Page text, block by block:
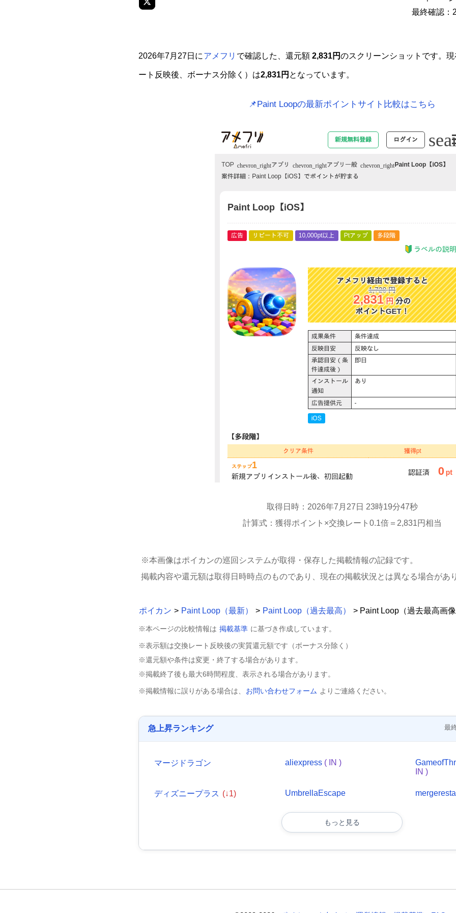
最終確認：
2026年7月27日に アメフリ で確認した、還元額 2,831円のスクリーンショットです。
ート反映後、ボーナス分除く）は2,831円 となっています。
📌Paint Loopの最新ポイントサイト比較はこちら
取得日時：2026年7月27日 23時19分47秒
計算式：獲得ポイント×交換レート0.1倍＝2,831円相当
※本画像はポイカンの巡回システムが取得・保存した掲載情報の記録です。
掲載内容や還元額は取得日時時点のものであり、現在の掲載状況とは異なる場合があ
ポイカン > Paint Loop（最新） > Paint Loop（過去最高） > Paint Loop（過去最高画像
※本ページの比較情報は 掲載基準 に基づき作成しています。
※表示額は交換レート反映後の実質還元額です（ボーナス分除く）
※還元額や条件は変更・終了する場合があります。
※掲載終了後も最大6時間程度、表示される場合があります。
※掲載情報に誤りがある場合は、 お問い合わせフォーム よりご連絡ください。
急上昇ランキング 最
マージドラゴン aliexpress ( IN )
IN )
ディズニープラス (↓1) UmbrellaEscape
もっと見る